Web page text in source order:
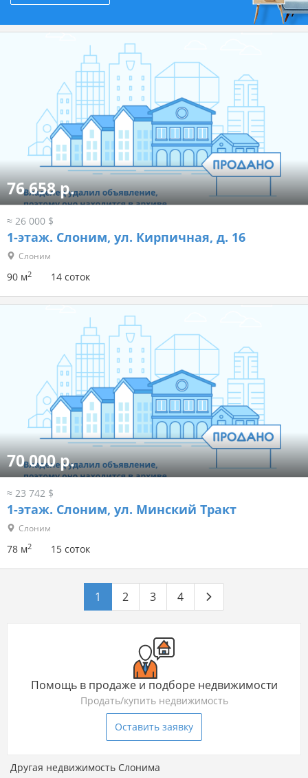
76 658 р.
≈ 26 000 $
1-этаж. Слоним, ул. Кирпичная, д. 16
Слоним
90 м2 14 соток
70 000 р.
≈ 23 742 $
1-этаж. Слоним, ул. Минский Тракт
Слоним
78 м2 15 соток
1 2 3 4
Помощь в продаже и подборе недвижимости
Продать/купить недвижимость
Оставить заявку
Другая недвижимость Слонима